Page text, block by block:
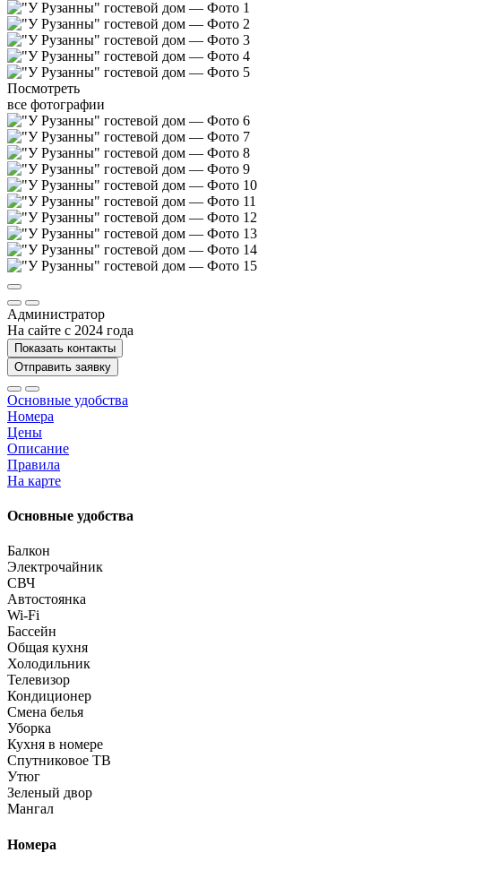
Посмотреть
все фотографии
Администратор
На сайте с 2024 года
Показать контакты
Отправить заявку
Основные удобства
Номера
Цены
Описание
Правила
На карте
Основные удобства
Балкон
Электрочайник
СВЧ
Автостоянка
Wi-Fi
Бассейн
Общая кухня
Холодильник
Телевизор
Кондиционер
Смена белья
Уборка
Кухня в номере
Спутниковое ТВ
Утюг
Зеленый двор
Мангал
Номера